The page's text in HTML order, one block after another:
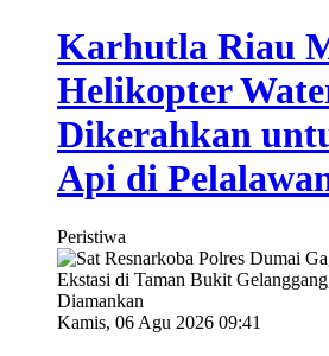
Karhutla Riau
Helikopter
Dikerahkan
Api di
Peristiwa
Kamis, 06 Agu 2026 09:41